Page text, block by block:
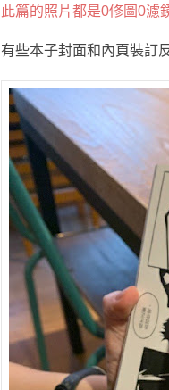
此篇的照片都是0修圖0濾
有些本子封面和內頁裝訂